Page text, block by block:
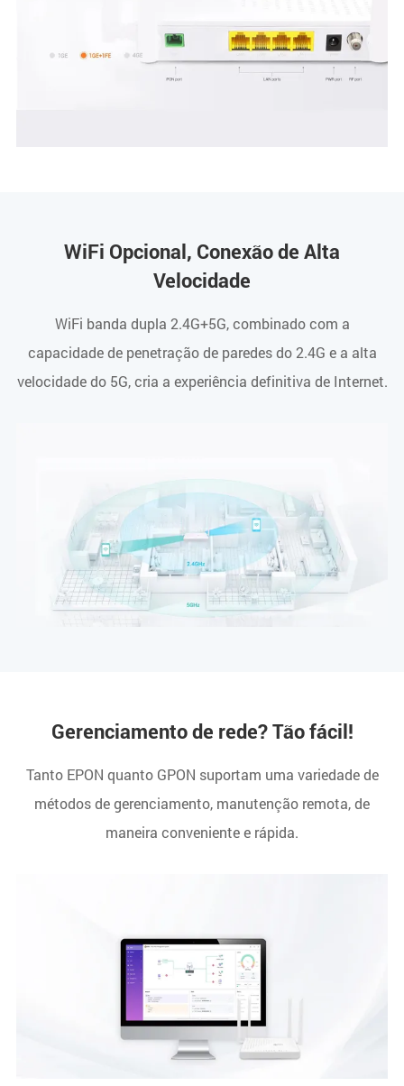
WiFi Opcional, Conexão de Alta
Velocidade
WiFi banda dupla 2.4G+5G, combinado com a
capacidade de penetração de paredes do 2.4G e a alta
velocidade do 5G, cria a experiência definitiva de Internet.
Gerenciamento de rede? Tão fácil!
Tanto EPON quanto GPON suportam uma variedade de
métodos de gerenciamento, manutenção remota, de
maneira conveniente e rápida.